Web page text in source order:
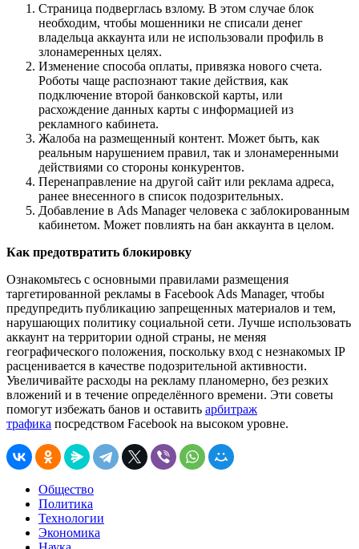
Страница подверглась взлому. В этом случае блок
необходим, чтобы мошенники не списали денег
владельца аккаунта или не использовали профиль в
злонамеренных целях.
Изменение способа оплаты, привязка нового счета.
Роботы чаще распознают такие действия, как
подключение второй банковской карты, или
расхождение данных карты с информацией из
рекламного кабинета.
Жалоба на размещенный контент. Может быть, как
реальным нарушением правил, так и злонамеренными
действиями со стороны конкурентов.
Перенаправление на другой сайт или реклама адреса,
ранее внесенного в список подозрительных.
Добавление в Ads Manager человека с заблокированным
кабинетом. Может повлиять на бан аккаунта в целом.
Как предотвратить блокировку
Ознакомьтесь с основными правилами размещения
таргетированной рекламы в Facebook Ads Manager, чтобы
предупредить публикацию запрещенных материалов и тем,
нарушающих политику социальной сети. Лучше использовать
аккаунт на территории одной страны, не меняя
географического положения, поскольку вход с незнакомых IP
расценивается в качестве подозрительной активности.
Увеличивайте расходы на рекламу планомерно, без резких
вложений и в течение определённого времени. Эти советы
помогут избежать банов и оставить арбитраж
трафика посредством Facebook на высоком уровне.
Общество
Политика
Технологии
Экономика